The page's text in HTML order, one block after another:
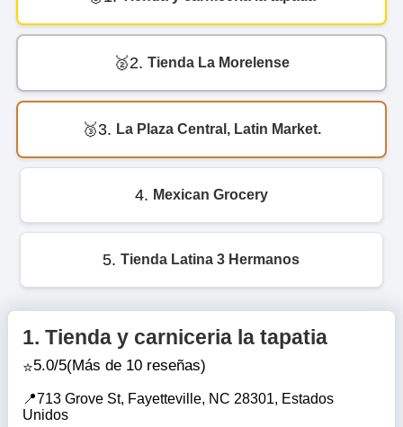
2. Tienda La Morelense
3. La Plaza Central, Latin Market.
4. Mexican Grocery
5. Tienda Latina 3 Hermanos
1. Tienda y carniceria la tapatia
5.0/5(Más de 10 reseñas)
713 Grove St, Fayetteville, NC 28301, Estados
Unidos